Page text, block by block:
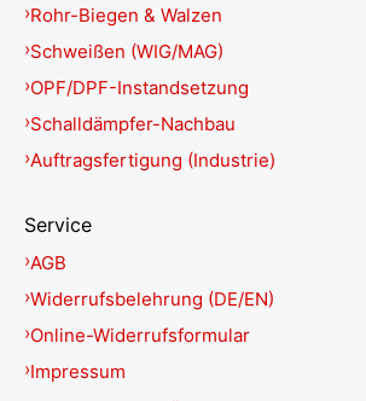
Rohr-Biegen & Walzen
Schweißen (WIG/MAG)
OPF/DPF-Instandsetzung
Schalldämpfer-Nachbau
Auftragsfertigung (Industrie)
Service
AGB
Widerrufsbelehrung (DE/EN)
Online-Widerrufsformular
Impressum